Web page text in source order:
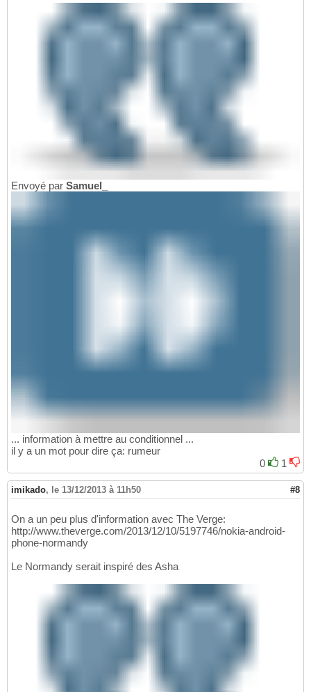
Envoyé par Samuel_
... information à mettre au conditionnel ...
il y a un mot pour dire ça: rumeur
0
1
imikado, le 13/12/2013 à 11h50 #8
On a un peu plus d'information avec The Verge:
http://www.theverge.com/2013/12/10/5197746/nokia-android-
phone-normandy
Le Normandy serait inspiré des Asha